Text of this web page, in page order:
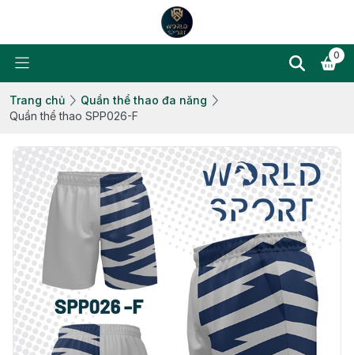
0
Trang chủ
Quần thể thao đa năng
Quần thể thao SPP026-F